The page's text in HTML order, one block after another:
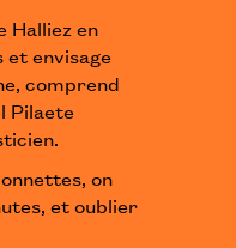
Halliez en
et envisage
comprend
Pilaete
on
et oublier